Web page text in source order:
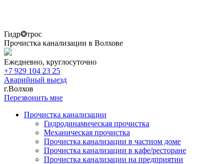
Гидр❂трос
Прочистка канализации в Волхове
Ежедневно, круглосуточно
+7 929 104 23 25
Аварийный выезд
г.Волхов
Перезвонить мне
Прочистка канализации
Гидродинамическая прочистка
Механическая прочистка
Прочистка канализации в частном доме
Прочистка канализации в кафе/ресторане
Прочистка канализации на предприятии